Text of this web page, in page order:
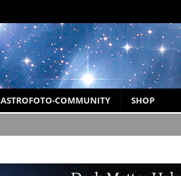
ASTROFOTO-COMMUNITY SHOP